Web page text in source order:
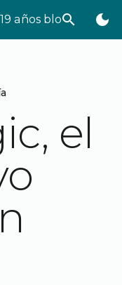
19 años bloggeando
search dark_mode
el